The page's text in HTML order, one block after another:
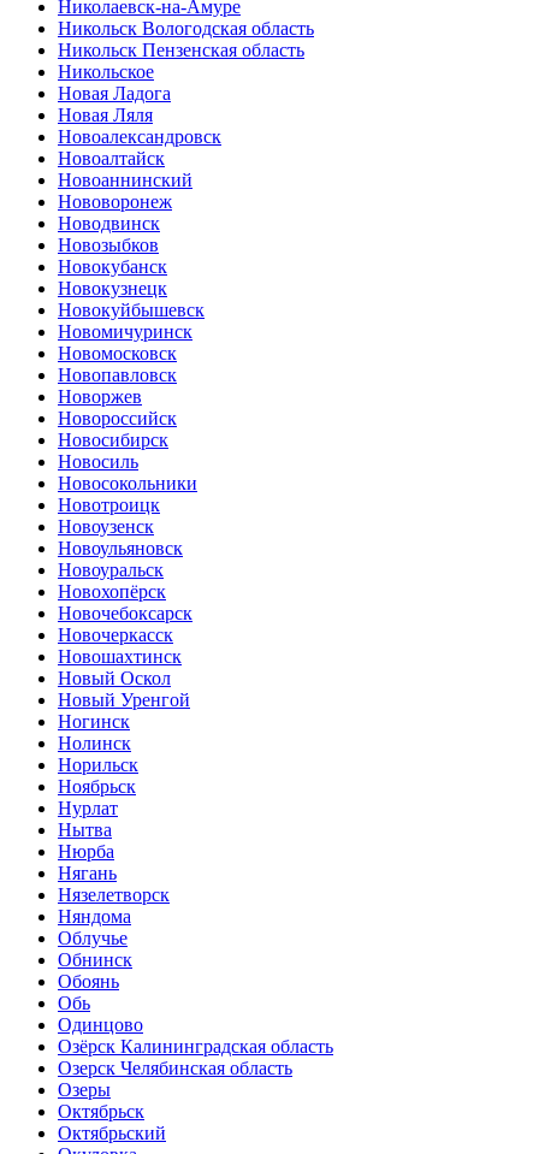
Николаевск-на-Амуре
Никольск Вологодская область
Никольск Пензенская область
Никольское
Новая Ладога
Новая Ляля
Новоалександровск
Новоалтайск
Новоаннинский
Нововоронеж
Новодвинск
Новозыбков
Новокубанск
Новокузнецк
Новокуйбышевск
Новомичуринск
Новомосковск
Новопавловск
Новоржев
Новороссийск
Новосибирск
Новосиль
Новосокольники
Новотроицк
Новоузенск
Новоульяновск
Новоуральск
Новохопёрск
Новочебоксарск
Новочеркасск
Новошахтинск
Новый Оскол
Новый Уренгой
Ногинск
Нолинск
Норильск
Ноябрьск
Нурлат
Нытва
Нюрба
Нягань
Нязелетворск
Няндома
Облучье
Обнинск
Обоянь
Обь
Одинцово
Озёрск Калининградская область
Озерск Челябинская область
Озеры
Октябрьск
Октябрьский